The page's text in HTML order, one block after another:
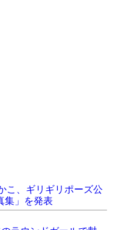
こ、ギリギリポーズ公
集」を発表